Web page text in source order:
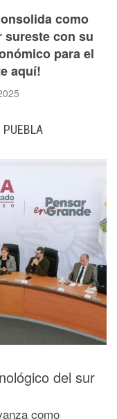
como
sureste con su
para el
aquí!
PUEBLA
del sur
como